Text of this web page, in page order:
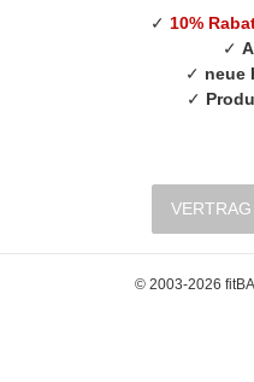
✓ 10%
✓
✓ neue
✓
© 2003-2026